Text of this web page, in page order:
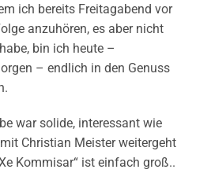
ich bereits Freitagabend vor
anzuhören, es aber nicht
bin ich heute –
– endlich in den Genuss
war solide, interessant wie
Christian Meister weitergeht
Kommisar“ ist einfach groß..